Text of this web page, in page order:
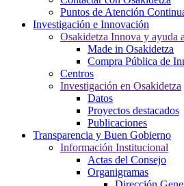
Puntos de Atención
Investigación e Innovación
Osakidetza Innova y ayuda
Made in Osakidetza
Compra Pública de
Centros
Investigación en Osakidetza
Datos
Proyectos destacados
Publicaciones
Transparencia y Buen Gobierno
Información Institucional
Actas del Consejo
Organigramas